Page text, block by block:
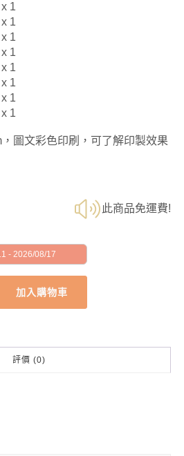
1
1
1
1
1
1
1
1
圖文彩色印刷，可了解印製效果
此商品免運費!
- 2026/08/17
加入購物車
評價 (0)